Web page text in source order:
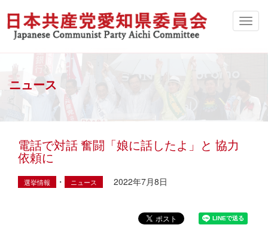
ニュース
電話で対話 奮闘「娘に話したよ」と 協力
依頼に
選挙情報 ・ ニュース 2022年7月8日